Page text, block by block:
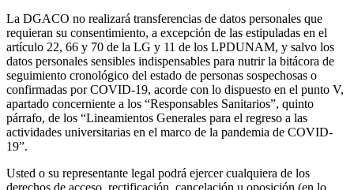
La DGACO no realizará transferencias de datos personales que
requieran su consentimiento, a excepción de las estipuladas en el
artículo 22, 66 y 70 de la LG y 11 de los LPDUNAM, y salvo los
datos personales sensibles indispensables para nutrir la bitácora de
seguimiento cronológico del estado de personas sospechosas o
confirmadas por COVID-19, acorde con lo dispuesto en el punto V,
apartado concerniente a los “Responsables Sanitarios”, quinto
párrafo, de los “Lineamientos Generales para el regreso a las
actividades universitarias en el marco de la pandemia de COVID-
19”.
Usted o su representante legal podrá ejercer cualquiera de los